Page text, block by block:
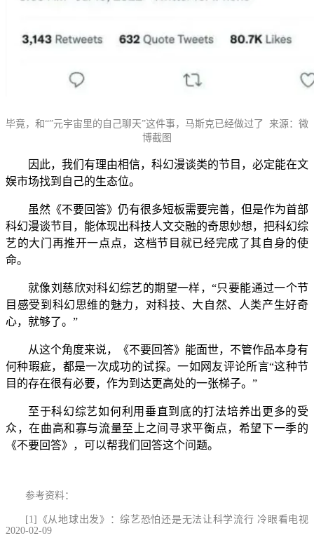
毕竟，和“”元宇宙里的自己聊天”这件事，马斯克已经做过了 来源：微
博截图
因此，我们有理由相信，科幻漫谈类的节目，必定能在文
娱市场找到自己的生态位。
虽然《不要回答》仍有很多短板需要完善，但是作为首部
科幻漫谈节目，能体现出科技人文交融的奇思妙想，把科幻综
艺的大门再推开一点点，这档节目就已经完成了其自身的使
命。
就像刘慈欣对科幻综艺的期望一样，“只要能通过一个节
目感受到科幻思维的魅力，对科技、大自然、人类产生好奇
心，就够了。”
从这个角度来说，《不要回答》能面世，不管作品本身有
何种瑕疵，都是一次成功的试探。一如网友评论所言“这种节
目的存在很有必要，作为到达更高处的一张梯子。”
至于科幻综艺如何利用垂直到底的打法培养出更多的受
众，在曲高和寡与流量至上之间寻求平衡点，希望下一季的
《不要回答》，可以帮我们回答这个问题。
参考资料：
[1]《从地球出发》：综艺恐怕还是无法让科学流行 冷眼看电视
2020-02-09